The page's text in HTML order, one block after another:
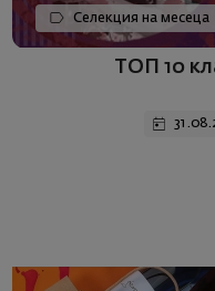
Селекция на месеца
ТОП 10